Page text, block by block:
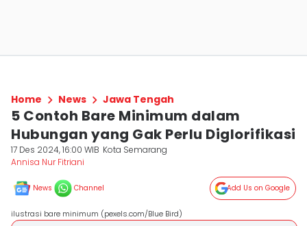
Home News Jawa Tengah
5 Contoh Bare Minimum dalam
Hubungan yang Gak Perlu Diglorifikasi
17 Des 2024, 16:00 WIB Kota Semarang
Annisa Nur Fitriani
News Channel Add Us on Google
ilustrasi bare minimum (pexels.com/Blue Bird)